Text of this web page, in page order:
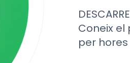
Coneix el
per